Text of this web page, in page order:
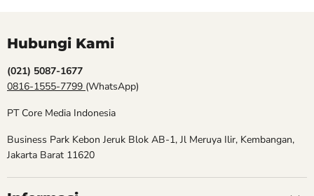
Hubungi Kami
(021) 5087-1677
0816-1555-7799 (WhatsApp)
PT Core Media Indonesia
Business Park Kebon Jeruk Blok AB-1, Jl Meruya Ilir, Kembangan,
Jakarta Barat 11620